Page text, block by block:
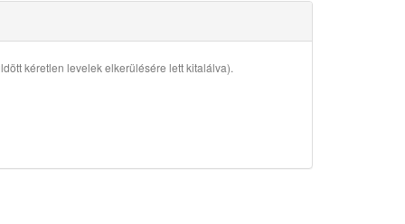
kéretlen levelek elkerülésére lett kitalálva).